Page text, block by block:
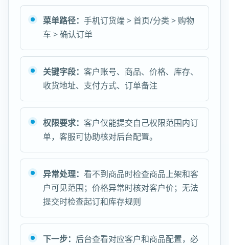
菜单路径： 手机订货端 > 首页/分类 > 购物
车 > 确认订单
关键字段： 客户账号、商品、价格、库存、
收货地址、支付方式、订单备注
权限要求： 客户仅能提交自己权限范围内订
单，客服可协助核对后台配置。
异常处理： 看不到商品时检查商品上架和客
户可见范围；价格异常时核对客户价；无法
提交时检查起订和库存规则
下一步： 后台查看对应客户和商品配置，必